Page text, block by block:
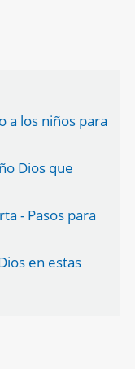
a los niños para
Dios que
- Pasos para
en estas